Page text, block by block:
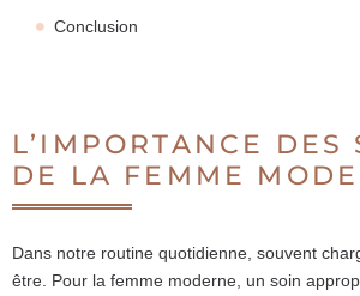
Conclusion
L’IMPORTANCE
DE LA FEMME
Dans notre routine quotidienne, souvent
être. Pour la femme moderne, un soin